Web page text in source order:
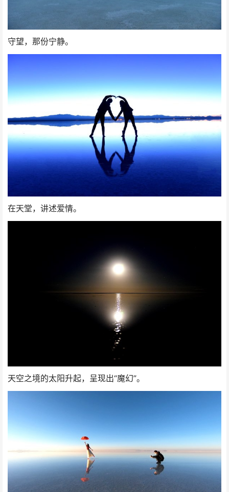
守望，那份宁静。
在天堂，讲述爱情。
天空之境的太阳升起，呈现出“魔幻”。